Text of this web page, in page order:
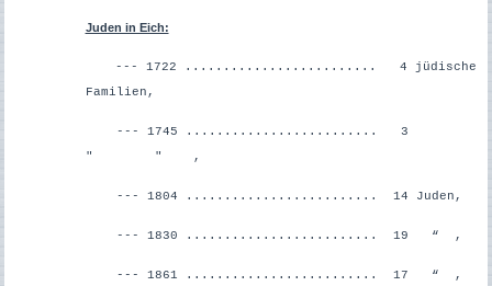
Juden in Eich:
--- 1722 ......................... 4 jüdische
Familien,
--- 1745 ......................... 3
" " ,
--- 1804 ......................... 14 Juden,
--- 1830 ......................... 19 “ ,
--- 1861 ......................... 17 “ ,